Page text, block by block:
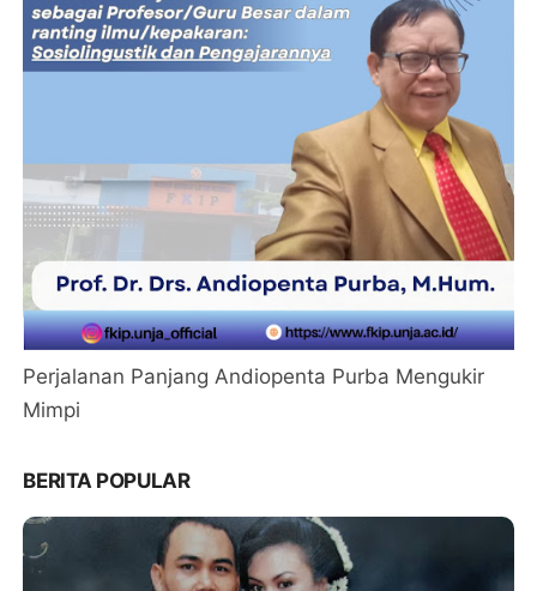
Perjalanan Panjang Andiopenta Purba Mengukir
Mimpi
BERITA POPULAR